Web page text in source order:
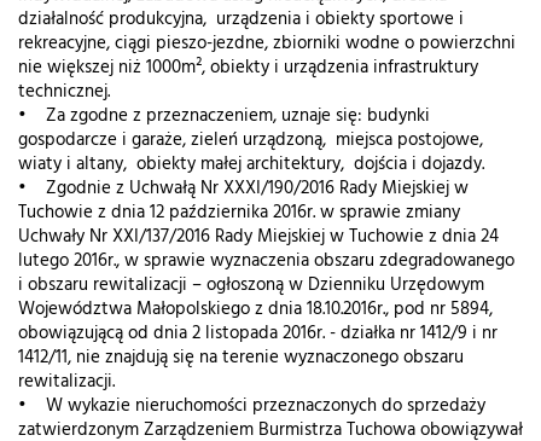
działalność produkcyjna, urządzenia i obiekty sportowe i
rekreacyjne, ciągi pieszo-jezdne, zbiorniki wodne o powierzchni
nie większej niż 1000m², obiekty i urządzenia infrastruktury
technicznej.
• Za zgodne z przeznaczeniem, uznaje się: budynki
gospodarcze i garaże, zieleń urządzoną, miejsca postojowe,
wiaty i altany, obiekty małej architektury, dojścia i dojazdy.
• Zgodnie z Uchwałą Nr XXXI/190/2016 Rady Miejskiej w
Tuchowie z dnia 12 października 2016r. w sprawie zmiany
Uchwały Nr XXI/137/2016 Rady Miejskiej w Tuchowie z dnia 24
lutego 2016r., w sprawie wyznaczenia obszaru zdegradowanego
i obszaru rewitalizacji – ogłoszoną w Dzienniku Urzędowym
Województwa Małopolskiego z dnia 18.10.2016r., pod nr 5894,
obowiązującą od dnia 2 listopada 2016r. - działka nr 1412/9 i nr
1412/11, nie znajdują się na terenie wyznaczonego obszaru
rewitalizacji.
• W wykazie nieruchomości przeznaczonych do sprzedaży
zatwierdzonym Zarządzeniem Burmistrza Tuchowa obowiązywał